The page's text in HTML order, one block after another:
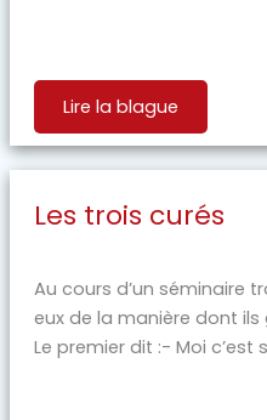
Lire la blague
Les trois curés
Au cours d’un séminaire
eux de la manière dont ils
Le premier dit :- Moi c’est